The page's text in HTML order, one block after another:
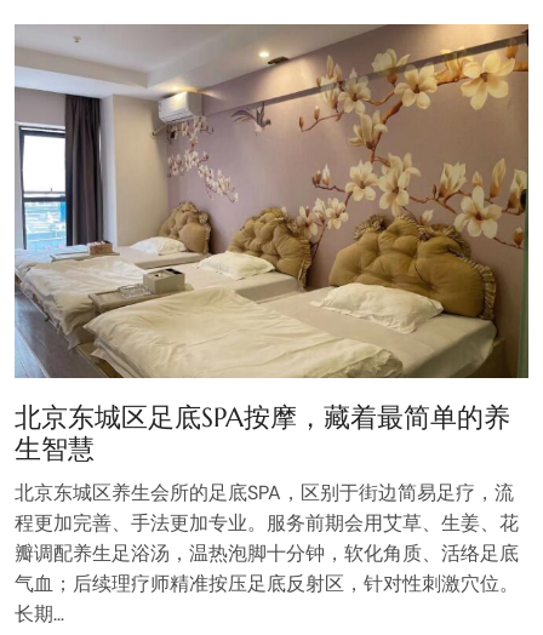
北京东城区足底SPA按摩，藏着最简单的养
生智慧
北京东城区养生会所的足底SPA，区别于街边简易足疗，流
程更加完善、手法更加专业。服务前期会用艾草、生姜、花
瓣调配养生足浴汤，温热泡脚十分钟，软化角质、活络足底
气血；后续理疗师精准按压足底反射区，针对性刺激穴位。
长期…